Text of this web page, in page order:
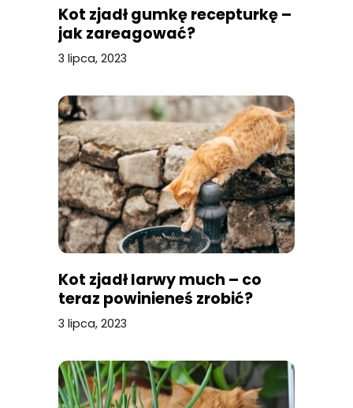
Kot zjadł gumkę recepturkę –
jak zareagować?
3 lipca, 2023
Kot zjadł larwy much – co
teraz powinieneś zrobić?
3 lipca, 2023